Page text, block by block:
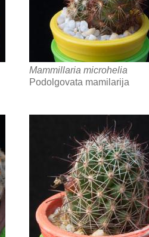
Mammillaria microhelia
Podolgovata mamilarija